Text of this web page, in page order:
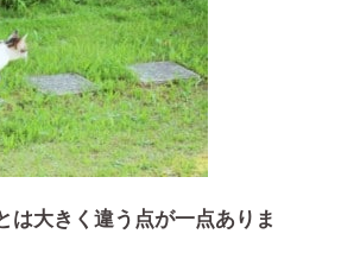
は大きく違う点が一点ありま